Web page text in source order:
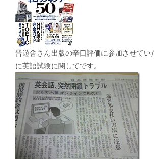
晋遊舎さん出版の辛口評価に参加させてい
に英語試験に関してです。